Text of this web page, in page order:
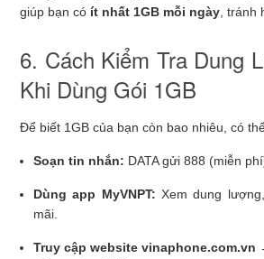
giúp bạn có ít nhất 1GB mỗi ngày ,
6. Cách Kiểm Tra Dung
Khi Dùng Gói 1GB
Để biết 1GB của bạn còn bao nhiêu, có
Soạn tin nhắn: DATA gửi 888 (miễn
Dùng app MyVNPT: Xem dung
mãi.
Truy cập website vinaphone.com.vn